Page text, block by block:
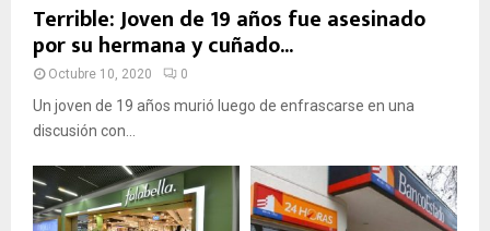
Terrible: Joven de 19 años fue asesinado
por su hermana y cuñado...
Octubre 10, 2020 0
Un joven de 19 años murió luego de enfrascarse en una
discusión con...